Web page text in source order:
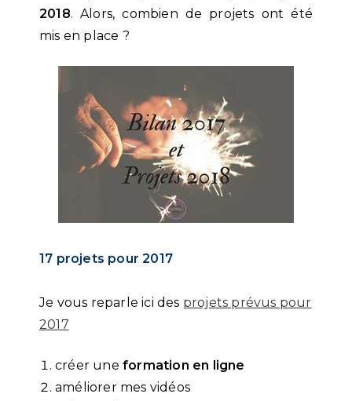
2018. Alors, combien de projets ont été
mis en place ?
17 projets pour 2017
Je vous reparle ici des projets prévus pour
2017
créer une formation en ligne
améliorer mes vidéos